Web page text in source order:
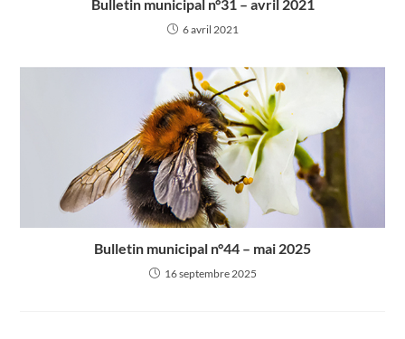
Bulletin municipal n°31 – avril 2021
6 avril 2021
Bulletin municipal n°44 – mai 2025
16 septembre 2025